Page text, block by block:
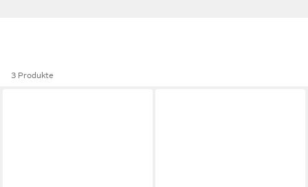
3 Produkte